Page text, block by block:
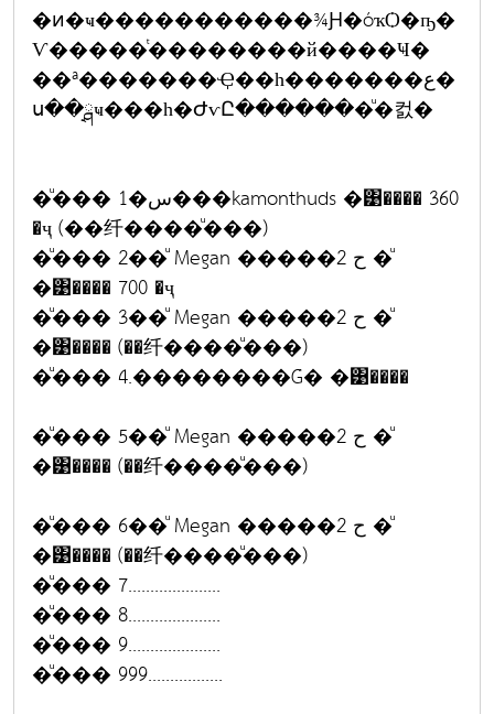
�ͷ�ҹ�����������¾Ԩ�óҡѺ�ҧ�
Ѵ�����ͭ��������й����Ҹ�
��ª�������Ҿ��һ�������ع�
ս��ྴҹ���һ�ԺѵԸ�������ͧ�컰�
�ͧ��� 1�س���kamonthuds �͹���� 360
�ҷ (��纤����ͧ���)
�ͧ��� 2��ͧ Megan �����ح 2 �ͧ
�͹���� 700 �ҷ
�ͧ��� 3��ͧ Megan �����ح 2 �ͧ
�͹���� (��纤����ͧ���)
�ͧ��� 4.��������Ǵ� �͹����
�ͧ��� 5��ͧ Megan �����ح 2 �ͧ
�͹���� (��纤����ͧ���)
�ͧ��� 6��ͧ Megan �����ح 2 �ͧ
�͹���� (��纤����ͧ���)
�ͧ��� 7.....................
�ͧ��� 8.....................
�ͧ��� 9.....................
�ͧ��� 999.................